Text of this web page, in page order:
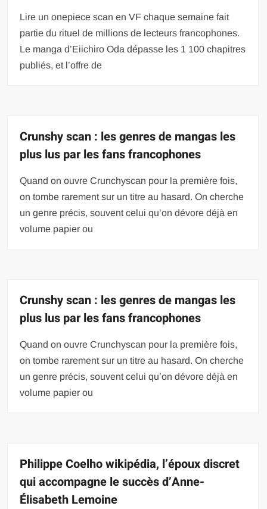
Lire un onepiece scan en VF chaque semaine fait
partie du rituel de millions de lecteurs francophones.
Le manga d’Eiichiro Oda dépasse les 1 100 chapitres
publiés, et l’offre de
Crunshy scan : les genres de mangas les
plus lus par les fans francophones
Quand on ouvre Crunchyscan pour la première fois,
on tombe rarement sur un titre au hasard. On cherche
un genre précis, souvent celui qu’on dévore déjà en
volume papier ou
Crunshy scan : les genres de mangas les
plus lus par les fans francophones
Quand on ouvre Crunchyscan pour la première fois,
on tombe rarement sur un titre au hasard. On cherche
un genre précis, souvent celui qu’on dévore déjà en
volume papier ou
Philippe Coelho wikipédia, l’époux discret
qui accompagne le succès d’Anne-
Élisabeth Lemoine